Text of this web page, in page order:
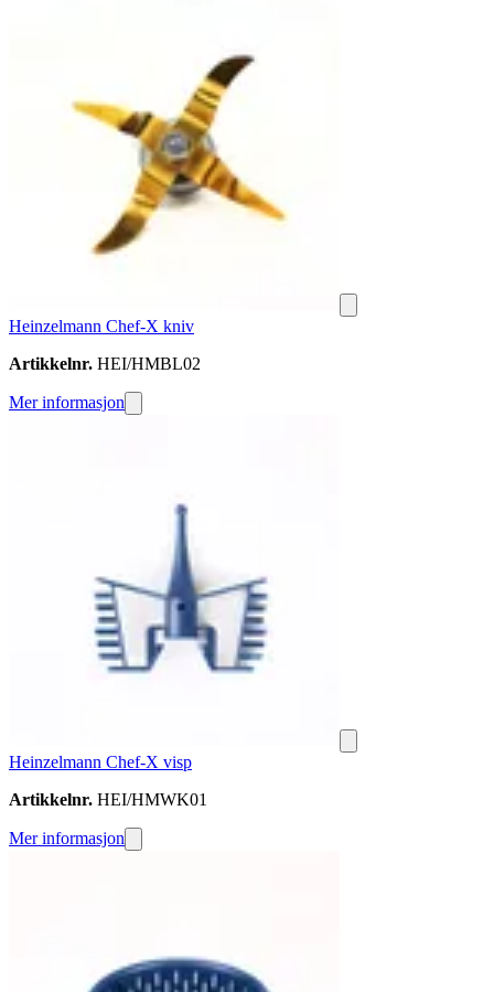
Heinzelmann Chef-X kniv
Artikkelnr. HEI/HMBL02
Mer informasjon
Heinzelmann Chef-X visp
Artikkelnr. HEI/HMWK01
Mer informasjon